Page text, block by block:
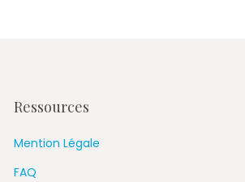
Ressources
Mention Légale
FAQ